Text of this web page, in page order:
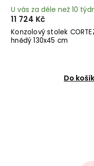
Konzolový stolek
hnědý 130x45 cm
U vás za déle než 10
11 724 Kč
Do